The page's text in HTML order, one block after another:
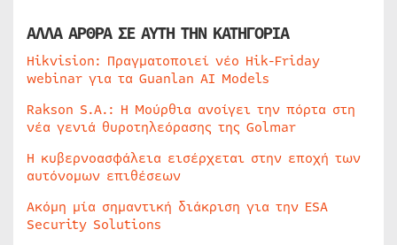
ΑΛΛΑ ΑΡΘΡΑ ΣΕ ΑΥΤΗ ΤΗΝ ΚΑΤΗΓΟΡΙΑ
Hikvision: Πραγματοποιεί νέο Hik-Friday
webinar για τα Guanlan AI Models
Rakson S.A.: Η Μούρθια ανοίγει την πόρτα στη
νέα γενιά θυροτηλεόρασης της Golmar
Η κυβερνοασφάλεια εισέρχεται στην εποχή των
αυτόνομων επιθέσεων
Ακόμη μία σημαντική διάκριση για την ESA
Security Solutions